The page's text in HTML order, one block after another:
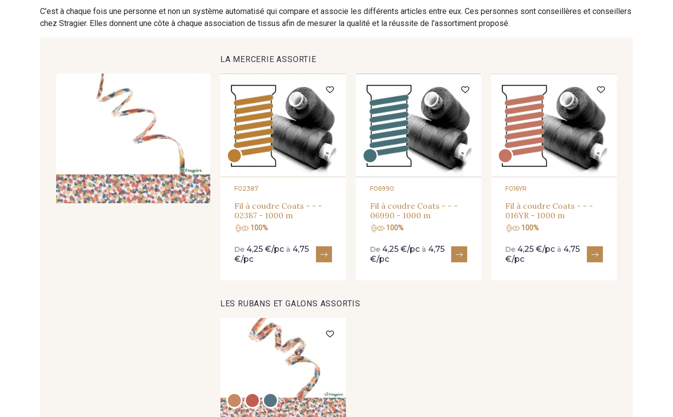
C'est à chaque fois une personne et non un système automatisé qui compare et associe les différents articles entre eux. Ces personnes sont conseillères et conseillers
chez Stragier. Elles donnent une côte à chaque association de tissus afin de mesurer la qualité et la réussite de l'assortiment proposé.
LA MERCERIE ASSORTIE
F02387
Fil à coudre Coats - - -
02387 - 1000 m
100%
De 4,25 €/pc à 4,75
€/pc
F06990
Fil à coudre Coats - - -
06990 - 1000 m
100%
De 4,25 €/pc à 4,75
€/pc
F016YR
Fil à coudre Coats - - -
016YR - 1000 m
100%
De 4,25 €/pc à 4,75
€/pc
LES RUBANS ET GALONS ASSORTIS